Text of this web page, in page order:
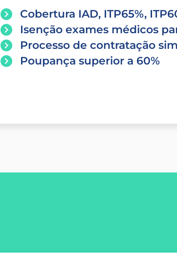
Cobertura IAD, ITP65%,
Isenção exames médicos
Processo de contratação
Poupança superior a 60%